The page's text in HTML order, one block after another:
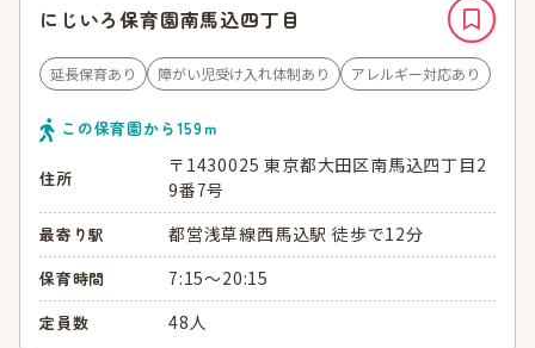
にじいろ保育園南馬込四丁目
延長保育あり 障がい児受け入れ体制あり アレルギー対応あり
この保育園から159ｍ
住所
〒1430025 東京都大田区南馬込四丁目2
9番7号
最寄り駅 都営浅草線西馬込駅 徒歩で12分
保育時間 7:15～20:15
定員数 48人